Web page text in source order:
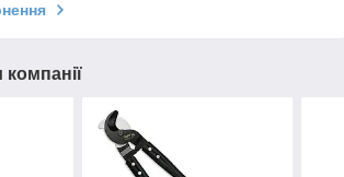
компанії